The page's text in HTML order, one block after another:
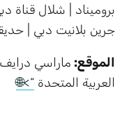
بروميناد | شلال قناة
جرين بلانيت دبي |
الموقع: ماراسي
العربية المتحدة “>🌐